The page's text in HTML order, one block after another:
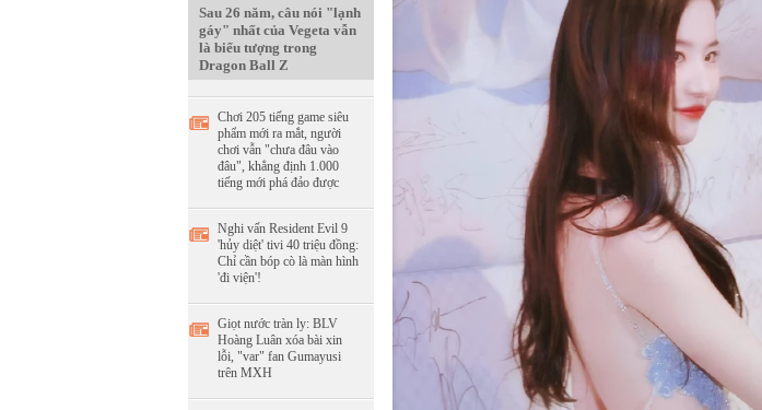
Sau 26 năm, câu nói "lạnh
gáy" nhất của Vegeta vẫn
là biểu tượng trong
Dragon Ball Z
Chơi 205 tiếng game siêu
phẩm mới ra mắt, người
chơi vẫn "chưa đâu vào
đâu", khẳng định 1.000
tiếng mới phá đảo được
Nghi vấn Resident Evil 9
'hủy diệt' tivi 40 triệu đồng:
Chỉ cần bóp cò là màn hình
'đi viện'!
Giọt nước tràn ly: BLV
Hoàng Luân xóa bài xin
lỗi, "var" fan Gumayusi
trên MXH